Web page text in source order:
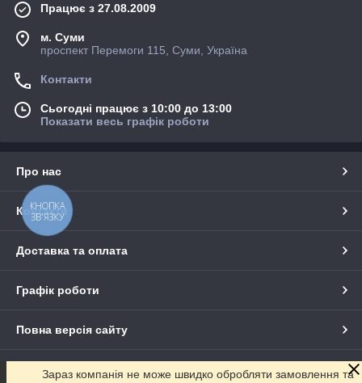
Працює з 27.08.2009
м. Суми
проспект Перемоги 115, Суми, Україна
Контакти
Сьогодні працює з 10:00 до 13:00
Показати весь графік роботи
Про нас
Контакти
Доставка та оплата
Графік роботи
Повна версія сайту
Сайт створено на маркетплейсі Prom.ua
Зараз компанія не може швидко обробляти замовлення та
КНОПКА
ЗВ'ЯЗКУ